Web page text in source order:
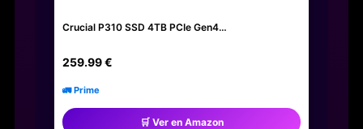
Crucial P310 SSD 4TB PCIe Gen4…
259.99 €
🚛 Prime
🛒 Ver en Amazon